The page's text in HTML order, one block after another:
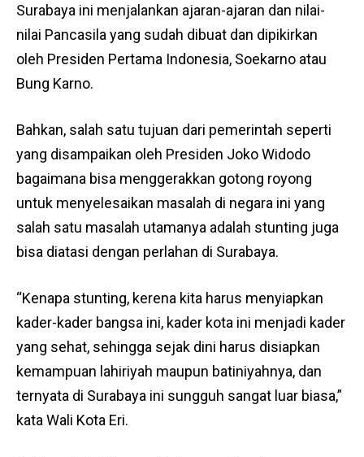
Surabaya ini menjalankan ajaran-ajaran dan nilai-
nilai Pancasila yang sudah dibuat dan dipikirkan
oleh Presiden Pertama Indonesia, Soekarno atau
Bung Karno.
Bahkan, salah satu tujuan dari pemerintah seperti
yang disampaikan oleh Presiden Joko Widodo
bagaimana bisa menggerakkan gotong royong
untuk menyelesaikan masalah di negara ini yang
salah satu masalah utamanya adalah stunting juga
bisa diatasi dengan perlahan di Surabaya.
“Kenapa stunting, kerena kita harus menyiapkan
kader-kader bangsa ini, kader kota ini menjadi kader
yang sehat, sehingga sejak dini harus disiapkan
kemampuan lahiriyah maupun batiniyahnya, dan
ternyata di Surabaya ini sungguh sangat luar biasa,”
kata Wali Kota Eri.